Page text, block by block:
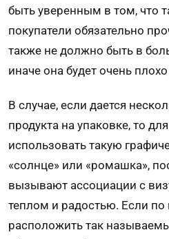
быть уверенным в том, что
покупатели обязательно
также не должно быть в
иначе она будет очень
В случае, если дается
продукта на упаковке, то
использовать такую
«солнце» или «ромашка»,
вызывают ассоциации с
теплом и радостью. Если по
расположить так